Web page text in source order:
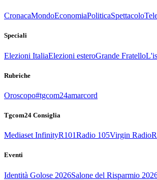
CronacaMondoEconomiaPoliticaSpettacolo
Speciali
Elezioni ItaliaElezioni esteroGrande Fratello
Rubriche
Oroscopo#tgcom24amarcord
Tgcom24 Consiglia
Mediaset InfinityR101Radio 105Virgin Radio
Eventi
Identità Golose 2026Salone del Risparmio